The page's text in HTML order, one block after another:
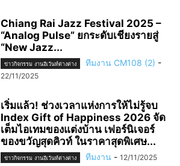
Chiang Rai Jazz Festival 2025 –
“Analog Pulse” ยกระดับเชียงรายสู่
“New Jazz...
ข่าวกิจกรรม งานอีเว้นท์ต่างต่าง ทีมงาน CM108 (2) -
22/11/2025
เริ่มแล้ว! ช่วงเวลาแห่งการให้ไม่รู้จบ
Index Gift of Happiness 2026 จัด
เต็มไอเทมของแต่งบ้าน เฟอร์นิเจอร์
ของขวัญสุดคิวท์ ในราคาสุดพิเศษ...
ข่าวกิจกรรม งานอีเว้นท์ต่างต่าง ทีมงาน - 12/11/2025